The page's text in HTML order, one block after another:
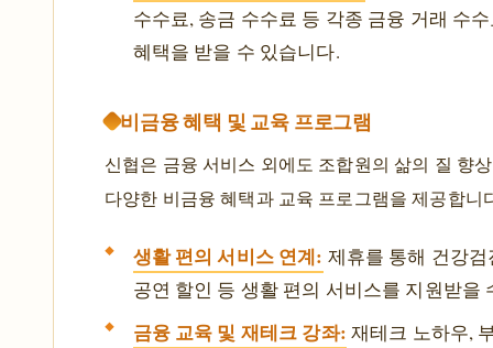
수수료, 송금 수수료 등 각종 금융 거래 수
혜택을 받을 수 있습니다.
비금융 혜택 및 교육 프로그램
신협은 금융 서비스 외에도 조합원의 삶의 질 향
다양한 비금융 혜택과 교육 프로그램을 제공합니
생활 편의 서비스 연계: 제휴를 통해 건강
공연 할인 등 생활 편의 서비스를 지원받을
금융 교육 및 재테크 강좌: 재테크 노하우,